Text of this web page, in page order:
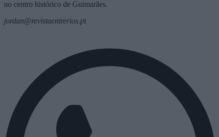
no centro histórico de Guimarães.
jordan@revistaentrerios.pt